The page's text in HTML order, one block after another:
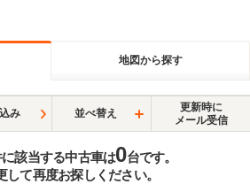
地図から探す
み 並べ替え
更新時に
メール受信
該当する中古車は0台です。
して再度お探しください。